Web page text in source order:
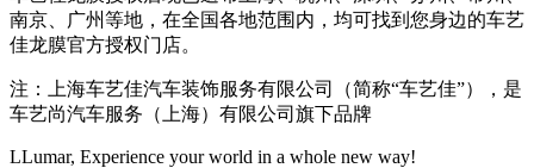
南京、广州等地，在全国各地范围内，均可找到您身边的车艺
佳龙膜官方授权门店。
注：上海车艺佳汽车装饰服务有限公司（简称“车艺佳”），是
车艺尚汽车服务（上海）有限公司旗下品牌
LLumar, Experience your world in a whole new way!